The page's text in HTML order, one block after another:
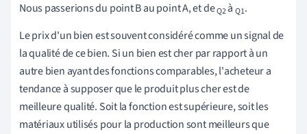
Nous passerions du point B au point A, et deQ2àQ1.
Le prix d'un bien est souvent considéré comme un signal de
la qualité de ce bien. Si un bien est cher par rapport à un
autre bien ayant des fonctions comparables, l'acheteur a
tendance à supposer que le produit plus cher est de
meilleure qualité. Soit la fonction est supérieure, soit les
matériaux utilisés pour la production sont meilleurs que